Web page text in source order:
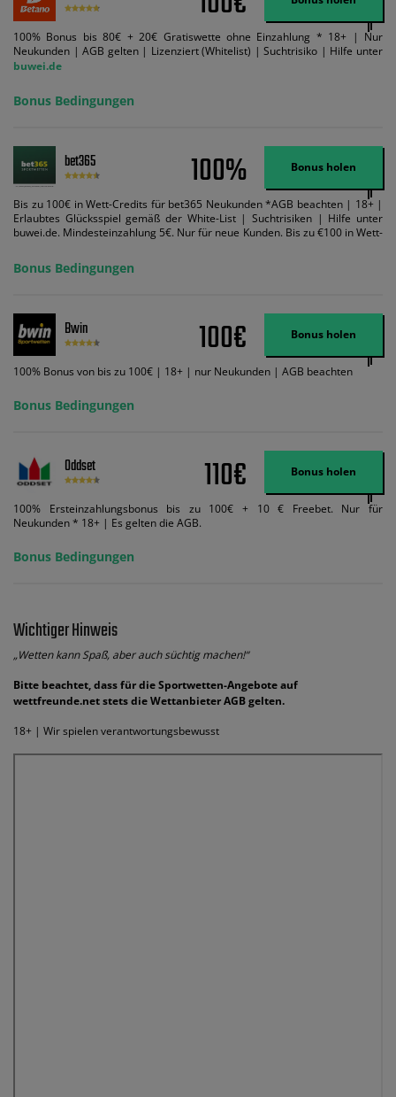
100% Bonus bis 80€ + 20€ Gratiswette ohne Einzahlung * 18+ | Nur
Neukunden | AGB gelten | Lizenziert (Whitelist) | Suchtrisiko | Hilfe unter
buwei.de
Bonus Bedingungen
bet365 100% Bonus holen
Bis zu 100€ in Wett-Credits für bet365 Neukunden *AGB beachten | 18+ |
Erlaubtes Glücksspiel gemäß der White-List | Suchtrisiken | Hilfe unter
buwei.de. Mindesteinzahlung 5€. Nur für neue Kunden. Bis zu €100 in Wett-
ein und wir geben Ihnen die entsprechende qualifizierende Einzahlung in
Wett-Credits, wenn Sie qualifizierende Wetten im gleichen Wert platzieren
Wett-Credits aus. Es gelten die AGB, Zeitlimits und Ausnahmen. Der Bonus-
Code VIPANGEBOT kann während der Anmeldung benutzt werden, jedoch
ändert dies den Angebotsbetrag in keinster Weise.
Bonus Bedingungen
Bwin 100€ Bonus holen
100% Bonus von bis zu 100€ | 18+ | nur Neukunden | AGB beachten
Bonus Bedingungen
Oddset 110€ Bonus holen
100% Ersteinzahlungsbonus bis zu 100€ + 10 € Freebet. Nur für
Neukunden * 18+ | Es gelten die AGB.
Bonus Bedingungen
Wichtiger Hinweis
„Wetten kann Spaß, aber auch süchtig machen!“
Bitte beachtet, dass für die Sportwetten-Angebote auf
wettfreunde.net stets die Wettanbieter AGB gelten.
18+ | Wir spielen verantwortungsbewusst